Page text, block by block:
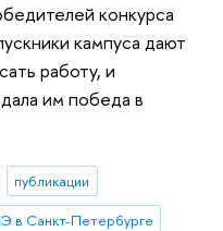
конкурса
кампуса дают
работу, и
им победа в
публикации
в Санкт-Петербурге